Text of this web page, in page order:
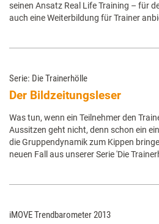
seinen Ansatz Real Life Training – für
auch eine Weiterbildung für Trainer
Serie: Die Trainerhölle
Der Bildzeitungsleser
Was tun, wenn ein Teilnehmer den
Aussitzen geht nicht, denn schon ein
die Gruppendynamik zum Kippen
neuen Fall aus unserer Serie 'Die
iMOVE Trendbarometer 2013